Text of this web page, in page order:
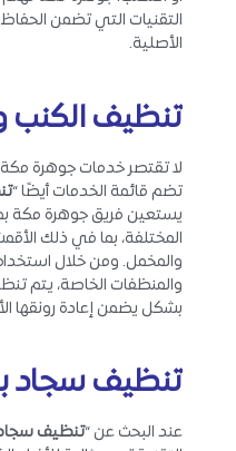
التقنيات التي تضمن
الأصلية.
تنظيف الكنب
لا تقتصر خدمات جوهرة
تضم قائمة الخدمات أيضًا “
يستعين فريق جوهرة مكة
المختلفة، بما في ذلك
والمخمل. ومن خلال
والمنظفات الخاصة، يتم
بشكل يضمن إعادة
تنظيف سجاد
عند البحث عن “تنظيف سجاد